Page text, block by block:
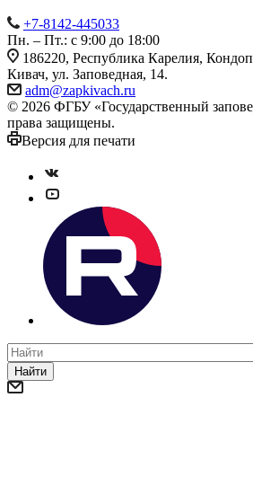
+7-8142-445033
Пн. – Пт.: с 9:00 до 18:00
186220, Республика Карелия,
Кивач, ул. Заповедная, 14.
adm@zapkivach.ru
© 2026 ФГБУ «Государственный
права защищены.
Версия для печати
Найти